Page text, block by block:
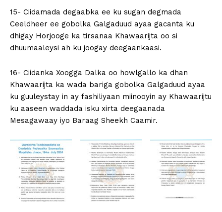
15- Ciidamada degaabka ee ku sugan degmada
Ceeldheer ee gobolka Galgaduud ayaa gacanta ku
dhigay Horjooge ka tirsanaa Khawaarijta oo si
dhuumaaleysi ah ku joogay deegaankaasi.
16- Ciidanka Xoogga Dalka oo howlgallo ka dhan
Khawaarijta ka wada bariga gobolka Galgaduud ayaa
ku guuleystay in ay fashiliyaan miinooyin ay Khawaarijtu
ku aaseen waddada isku xirta deegaanada
Mesagawaay iyo Baraag Sheekh Caamir.